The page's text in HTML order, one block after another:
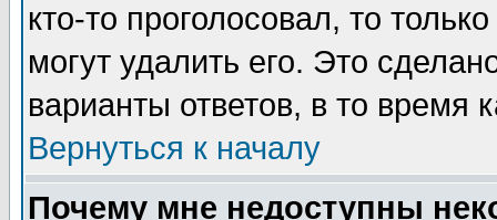
кто-то проголосовал, то
могут удалить его. Это
варианты ответов, в то время
Вернуться к началу
Почему мне недоступны